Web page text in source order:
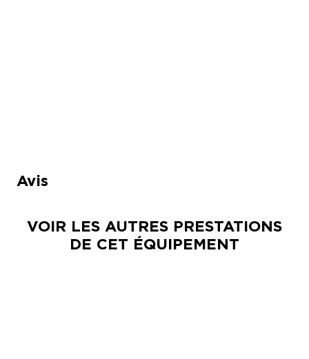
Avis
VOIR LES AUTRES PRESTATIONS
DE CET ÉQUIPEMENT